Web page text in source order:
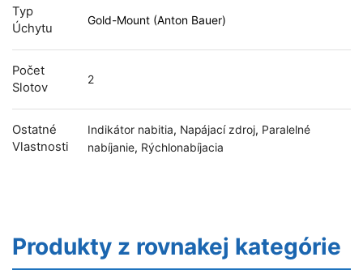
Typ
Úchytu
Gold-Mount (Anton Bauer)
Počet
Slotov
2
Ostatné
Vlastnosti
Indikátor nabitia, Napájací zdroj, Paralelné
nabíjanie, Rýchlonabíjacia
Produkty z rovnakej kategórie